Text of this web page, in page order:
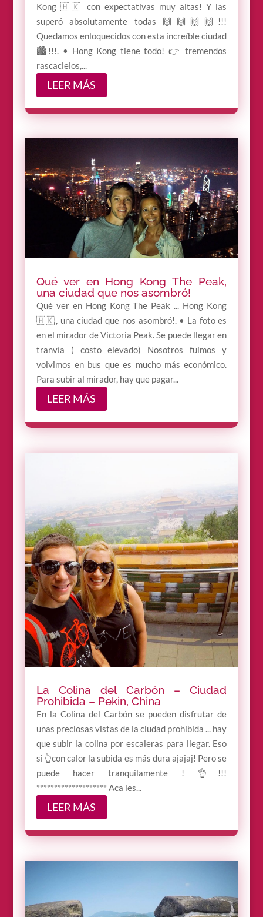
Kong 🇭🇰 con expectativas muy altas! Y las
superó absolutamente todas 🙌🙌🙌🙌!!!
Quedamos enloquecidos con esta increíble ciudad
🏙!!!. • Hong Kong tiene todo! 👉 tremendos
rascacielos,...
LEER MÁS
Qué ver en Hong Kong The Peak,
una ciudad que nos asombró!
Qué ver en Hong Kong The Peak ... Hong Kong
🇭🇰, una ciudad que nos asombró!. • La foto es
en el mirador de Victoria Peak. Se puede llegar en
tranvía ( costo elevado) Nosotros fuimos y
volvimos en bus que es mucho más económico.
Para subir al mirador, hay que pagar...
LEER MÁS
La Colina del Carbón – Ciudad
Prohibida – Pekin, China
En la Colina del Carbón se pueden disfrutar de
unas preciosas vistas de la ciudad prohibida ... hay
que subir la colina por escaleras para llegar. Eso
si 👆con calor la subida es más dura ajajaj! Pero se
puede hacer tranquilamente ! 👌!!!
******************** Aca les...
LEER MÁS